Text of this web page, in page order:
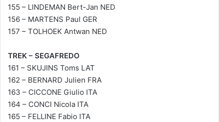
155 – LINDEMAN Bert-Jan NED
156 – MARTENS Paul GER
157 – TOLHOEK Antwan NED
TREK – SEGAFREDO
161 – SKUJINS Toms LAT
162 – BERNARD Julien FRA
163 – CICCONE Giulio ITA
164 – CONCI Nicola ITA
165 – FELLINE Fabio ITA